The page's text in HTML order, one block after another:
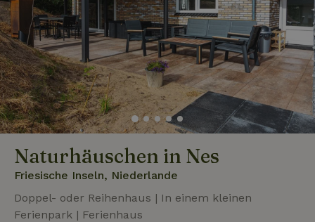
Naturhäuschen in Nes
Friesische Inseln, Niederlande
Doppel- oder Reihenhaus | In einem kleinen
Ferienpark | Ferienhaus